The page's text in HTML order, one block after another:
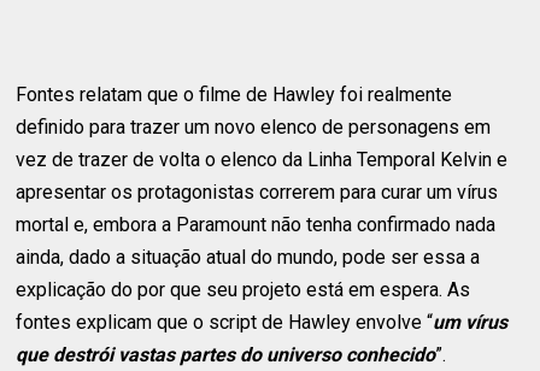
Fontes relatam que o filme de Hawley foi realmente
definido para trazer um novo elenco de personagens em
vez de trazer de volta o elenco da Linha Temporal Kelvin e
apresentar os protagonistas correrem para curar um vírus
mortal e, embora a Paramount não tenha confirmado nada
ainda, dado a situação atual do mundo, pode ser essa a
explicação do por que seu projeto está em espera. As
fontes explicam que o script de Hawley envolve “um vírus
que destrói vastas partes do universo conhecido”.